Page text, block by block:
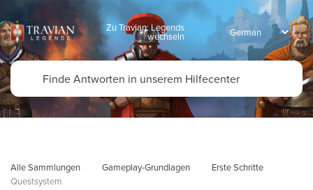
Zu Travian: Legends
wechseln
Alle Sammlungen Gameplay-Grundlagen
Erste Schritte
Questsystem